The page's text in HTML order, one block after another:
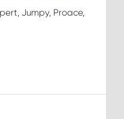
Jumpy, Proace,